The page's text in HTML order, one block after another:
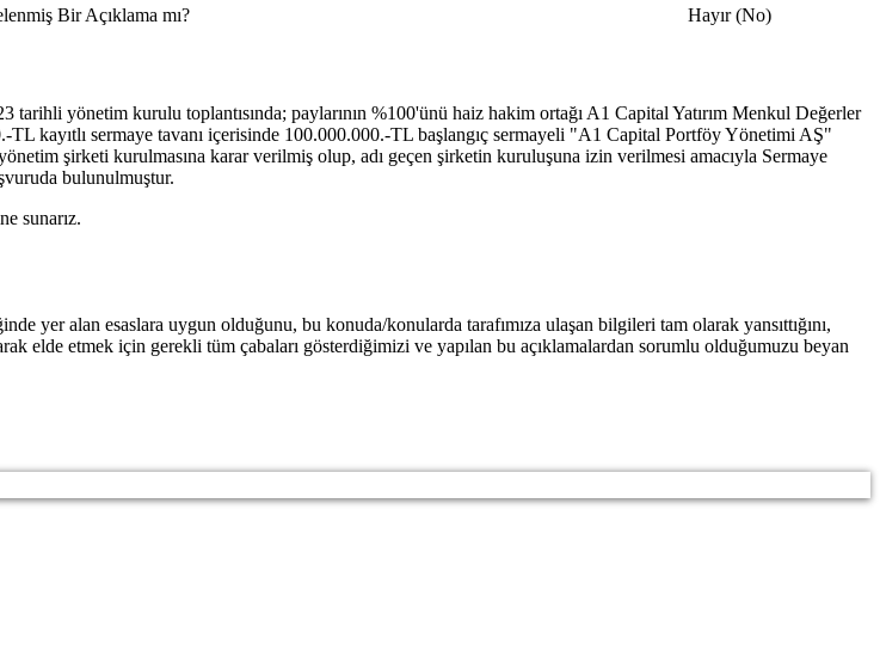
Bir Açıklama mı?
Hayır (No)
tarihli yönetim kurulu toplantısında; paylarının %100'ünü haiz hakim ortağı A1 Capital Yatırım Menkul Değerler
TL kayıtlı sermaye tavanı içerisinde 100.000.000.-TL başlangıç sermayeli "A1 Capital Portföy Yönetimi AŞ"
şirketi kurulmasına karar verilmiş olup, adı geçen şirketin kuruluşuna izin verilmesi amacıyla Sermaye
bulunulmuştur.
sunarız.
yer alan esaslara uygun olduğunu, bu konuda/konularda tarafımıza ulaşan bilgileri tam olarak yansıttığını,
etmek için gerekli tüm çabaları gösterdiğimizi ve yapılan bu açıklamalardan sorumlu olduğumuzu beyan